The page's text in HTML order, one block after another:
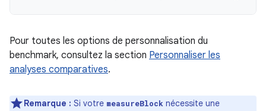
Pour toutes les options de personnalisation du
benchmark, consultez la section Personnaliser les
analyses comparatives.
Remarque : Si votre measureBlock nécessite une